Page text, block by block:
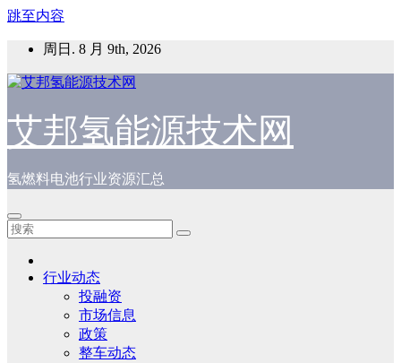
跳至内容
周日. 8 月 9th, 2026
艾邦氢能源技术网
氢燃料电池行业资源汇总
行业动态
投融资
市场信息
政策
整车动态